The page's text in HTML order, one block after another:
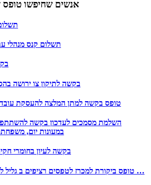
אנשים שחיפשו טופס
תשלום קנס מנהלי
בקשה לתיקון צו ירושה
טופס בקשה למתן המלצה להעסקת
השלמת מסמכים לעדכון בקשה
במעונות יום,
בקשה לעיון בחומרי
טופס ביקורת למכרז לטפסים רציפים ב גליל למדפסת זירוקס – חברת …